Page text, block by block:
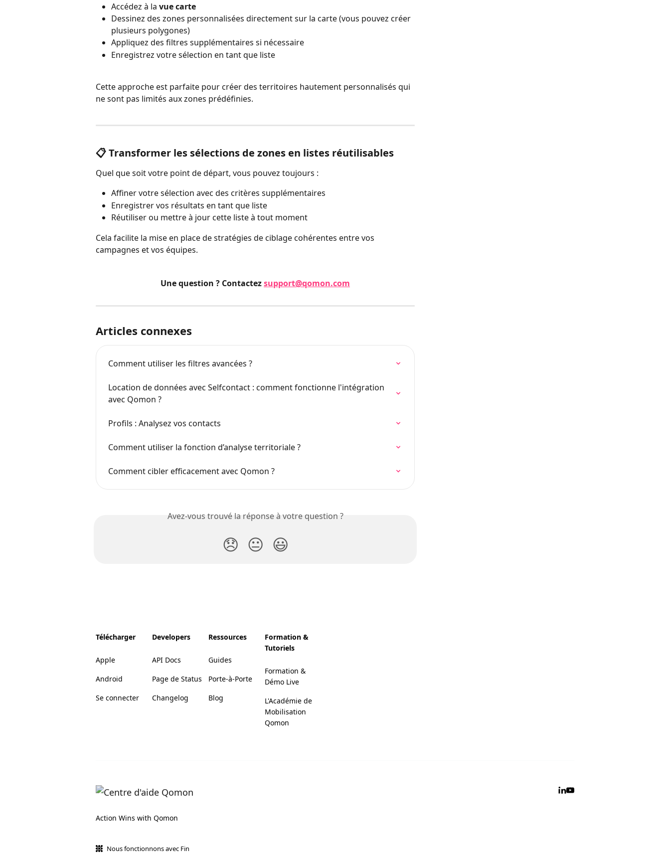
Accédez à la vue carte
Dessinez des zones personnalisées directement sur la carte (vous pouvez créer
plusieurs polygones)
Appliquez des filtres supplémentaires si nécessaire
Enregistrez votre sélection en tant que liste
Cette approche est parfaite pour créer des territoires hautement personnalisés qui
ne sont pas limités aux zones prédéfinies.
📋 Transformer les sélections de zones en listes réutilisables
Quel que soit votre point de départ, vous pouvez toujours :
Affiner votre sélection avec des critères supplémentaires
Enregistrer vos résultats en tant que liste
Réutiliser ou mettre à jour cette liste à tout moment
Cela facilite la mise en place de stratégies de ciblage cohérentes entre vos
campagnes et vos équipes.
Une question ? Contactez support@qomon.com
Articles connexes
Comment utiliser les filtres avancées ?
Location de données avec Selfcontact : comment fonctionne l'intégration
avec Qomon ?
Profils : Analysez vos contacts
Comment utiliser la fonction d’analyse territoriale ?
Comment cibler efficacement avec Qomon ?
Avez-vous trouvé la réponse à votre question ?
😞 😐 😃
Télécharger
Apple
Android
Se connecter
Developers
API Docs
Page de Status
Changelog
Ressources
Guides
Porte-à-Porte
Blog
Formation &
Tutoriels
Formation &
Démo Live
L'Académie de
Mobilisation
Qomon
Action Wins with Qomon
Nous fonctionnons avec Fin